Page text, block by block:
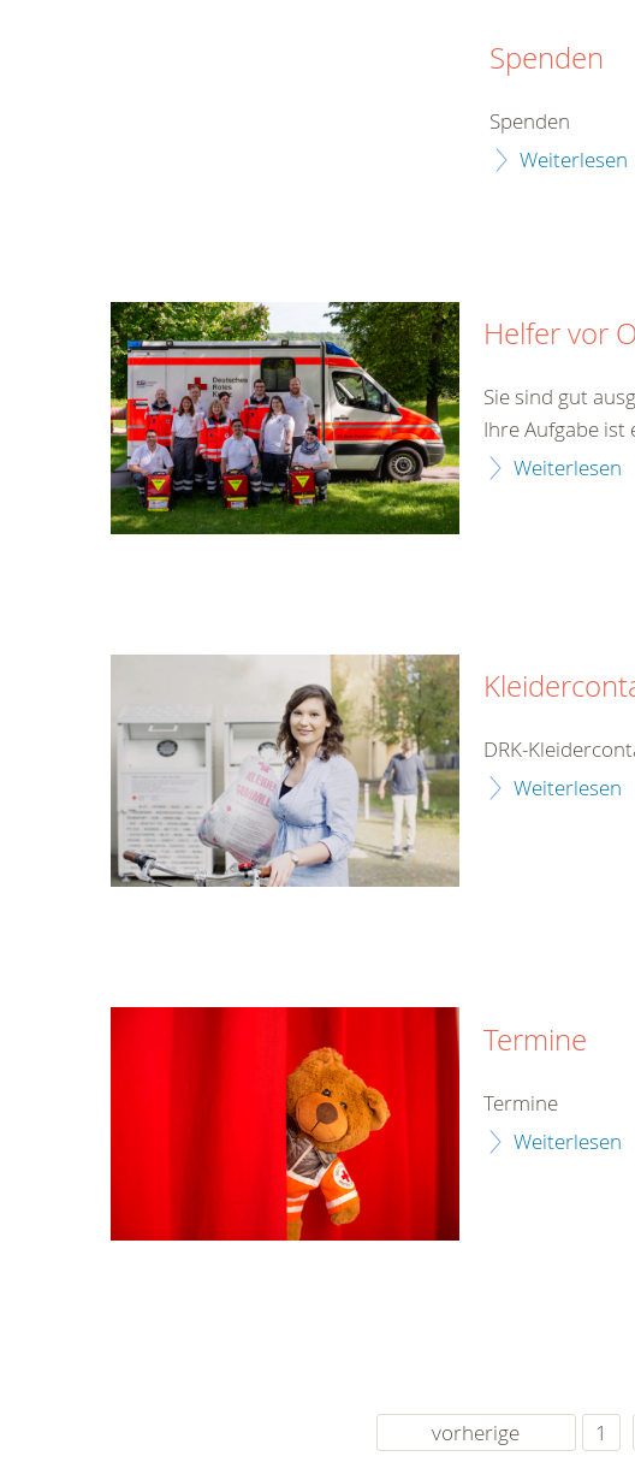
Spenden
Spenden
Weiterlesen
Helfer vor
Sie sind gut
Ihre Aufgabe ist
Weiterlesen
DRK-
Weiterlesen
Termine
Termine
Weiterlesen
vorherige
1